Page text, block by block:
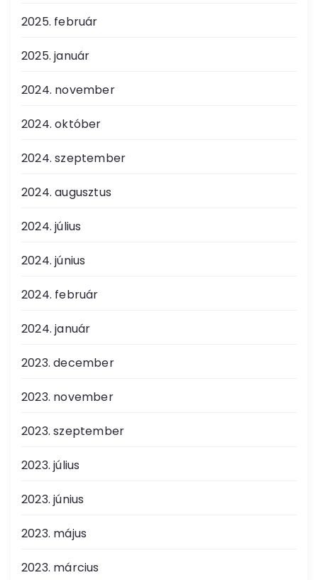
2025. február
2025. január
2024. november
2024. október
2024. szeptember
2024. augusztus
2024. július
2024. június
2024. február
2024. január
2023. december
2023. november
2023. szeptember
2023. július
2023. június
2023. május
2023. március